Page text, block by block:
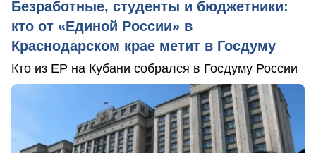
Безработные, студенты и бюджетники:
кто от «Единой России» в
Краснодарском крае метит в Госдуму
Кто из ЕР на Кубани собрался в Госдуму России